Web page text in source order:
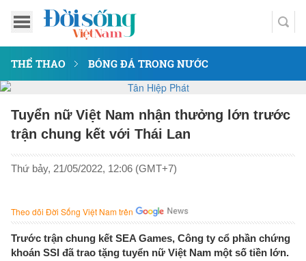
THỂ THAO BÓNG ĐÁ TRONG NƯỚC
Tuyển nữ Việt Nam nhận thưởng lớn trước
trận chung kết với Thái Lan
Thứ bảy, 21/05/2022, 12:06 (GMT+7)
Theo dõi Đời Sống Việt Nam trên
Trước trận chung kết SEA Games, Công ty cổ phần chứng
khoán SSI đã trao tặng tuyển nữ Việt Nam một số tiền lớn.